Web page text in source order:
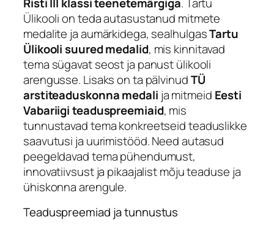
Ülikooli on teda autasustanud mitmete
medalite ja aumärkidega, sealhulgasTartu
Ülikooli suured medalid, mis kinnitavad
tema sügavat seost ja panust ülikooli
arengusse. Lisaks on ta pälvinudTÜ
arstiteaduskonna medali ja mitmeid Eesti
Vabariigi teaduspreemiaid, mis
tunnustavad tema konkreetseid teaduslikke
saavutusi ja uurimistööd. Need autasud
peegeldavad tema pühendumust,
innovatiivsust ja pikaajalist mõju teaduse ja
ühiskonna arengule.
Teaduspreemiad ja tunnustus